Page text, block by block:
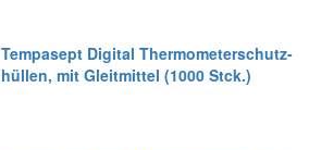
Tempasept Digital Thermometerschutz-
hüllen, mit Gleitmittel (1000 Stck.)